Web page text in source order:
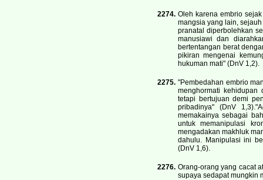
2274. Oleh karena embrio
mangsia yang lain,
pranatal diperbolehkan
manusiawi dan
bertentangan berat
pikiran mengenai
hukuman mati" (DnV 1,2).
2275. "Pembedahan embrio
menghormati kehidupan
tetapi bertujuan demi
pribadinya" (DnV
memakainya sebagai
untuk memanipulasi
mengadakan makhluk
dahulu. Manipulasi ini
(DnV 1,6).
2276. Orang-orang yang cacat
supaya sedapat mungkin